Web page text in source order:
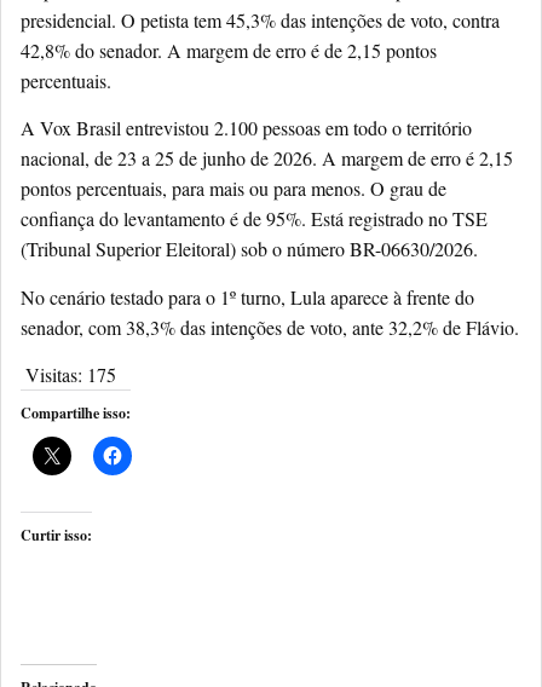
presidencial. O petista tem 45,3% das intenções de voto, contra
42,8% do senador. A margem de erro é de 2,15 pontos
percentuais.
A Vox Brasil entrevistou 2.100 pessoas em todo o território
nacional, de 23 a 25 de junho de 2026. A margem de erro é 2,15
pontos percentuais, para mais ou para menos. O grau de
confiança do levantamento é de 95%. Está registrado no TSE
(Tribunal Superior Eleitoral) sob o número BR-06630/2026.
No cenário testado para o 1º turno, Lula aparece à frente do
senador, com 38,3% das intenções de voto, ante 32,2% de Flávio.
Visitas: 175
Compartilhe isso:
Curtir isso: